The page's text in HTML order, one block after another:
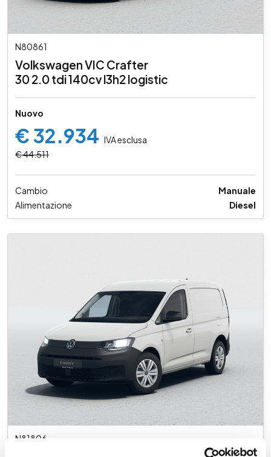
N80861
Volkswagen VIC Crafter
30 2.0 tdi 140cv l3h2 logistic
Nuovo
€ 32.934 IVA esclusa
€ 44.511
Cambio
Manuale
Alimentazione
Diesel
N81806